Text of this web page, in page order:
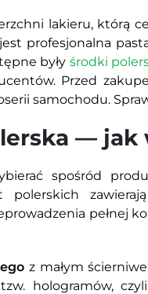
lakieru, którą
profesjonalna
były środki
Przed
samochodu.
— jak
spośród
polerskich
pełnej
z małym
hologramów,